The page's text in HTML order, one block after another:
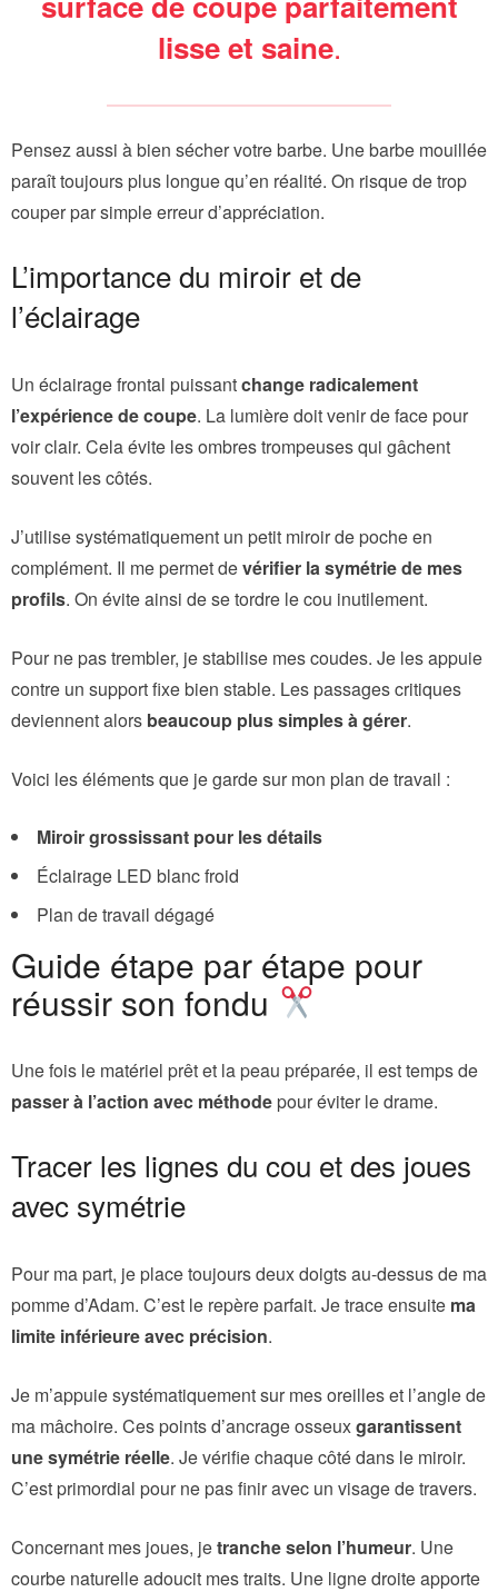
lisse et saine.
Pensez aussi à bien sécher votre barbe. Une barbe mouillée
paraît toujours plus longue qu’en réalité. On risque de trop
couper par simple erreur d’appréciation.
L’importance du miroir et de
l’éclairage
Un éclairage frontal puissantchange radicalement
l’expérience de coupe. La lumière doit venir de face pour
voir clair. Cela évite les ombres trompeuses qui gâchent
souvent les côtés.
J’utilise systématiquement un petit miroir de poche en
complément. Il me permet devérifier la symétrie de mes
profils. On évite ainsi de se tordre le cou inutilement.
Pour ne pas trembler, je stabilise mes coudes. Je les appuie
contre un support fixe bien stable. Les passages critiques
deviennent alors beaucoup plus simples à gérer.
Voici les éléments que je garde sur mon plan de travail :
Miroir grossissant pour les détails
Éclairage LED blanc froid
Plan de travail dégagé
Guide étape par étape pour
réussir son fondu
Une fois le matériel prêt et la peau préparée, il est temps de
passer à l’action avec méthode pour éviter le drame.
Tracer les lignes du cou et des joues
avec symétrie
Pour ma part, je place toujours deux doigts au-dessus de ma
pomme d’Adam. C’est le repère parfait. Je trace ensuite ma
limite inférieure avec précision.
Je m’appuie systématiquement sur mes oreilles et l’angle de
ma mâchoire. Ces points d’ancrage osseuxgarantissent
une symétrie réelle. Je vérifie chaque côté dans le miroir.
C’est primordial pour ne pas finir avec un visage de travers.
Concernant mes joues, jetranche selon l’humeur. Une
courbe naturelle adoucit mes traits. Une ligne droite apporte